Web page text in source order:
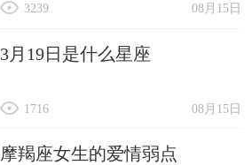
08月15日
3239
3月19日是什么星座
08月15日
1716
摩羯座女生的爱情弱点